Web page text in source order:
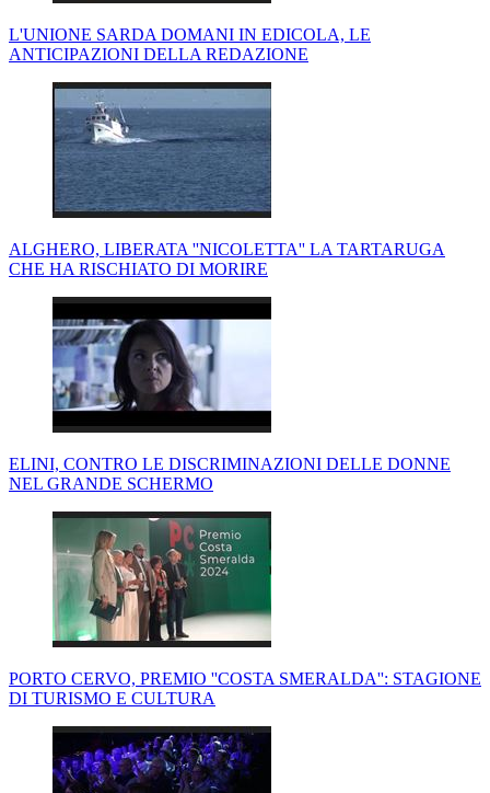
L'UNIONE SARDA DOMANI IN EDICOLA, LE
ANTICIPAZIONI DELLA REDAZIONE
ALGHERO, LIBERATA ''NICOLETTA'' LA TARTARUGA
CHE HA RISCHIATO DI MORIRE
ELINI, CONTRO LE DISCRIMINAZIONI DELLE DONNE
NEL GRANDE SCHERMO
PORTO CERVO, PREMIO ''COSTA SMERALDA'': STAGIONE
DI TURISMO E CULTURA